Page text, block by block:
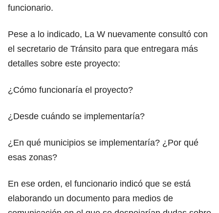
funcionario.
Pese a lo indicado, La W nuevamente consultó con
el secretario de Tránsito para que entregara más
detalles sobre este proyecto:
¿Cómo funcionaría el proyecto?
¿Desde cuándo se implementaría?
¿En qué municipios se implementaría? ¿Por qué
esas zonas?
En ese orden, el funcionario indicó que se está
elaborando un documento para medios de